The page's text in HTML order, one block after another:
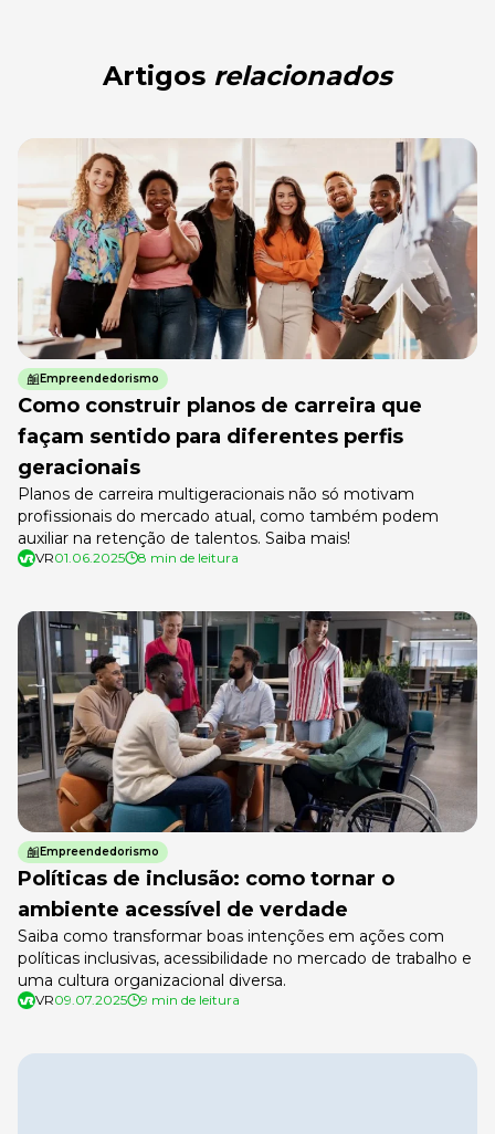
Artigos relacionados
Empreendedorismo
Como construir planos de carreira que
façam sentido para diferentes perfis
geracionais
Planos de carreira multigeracionais não só motivam
profissionais do mercado atual, como também podem
auxiliar na retenção de talentos. Saiba mais!
VR01.06.2025 8 min de leitura
Empreendedorismo
Políticas de inclusão: como tornar o
ambiente acessível de verdade
Saiba como transformar boas intenções em ações com
políticas inclusivas, acessibilidade no mercado de trabalho e
uma cultura organizacional diversa.
VR09.07.2025 9 min de leitura